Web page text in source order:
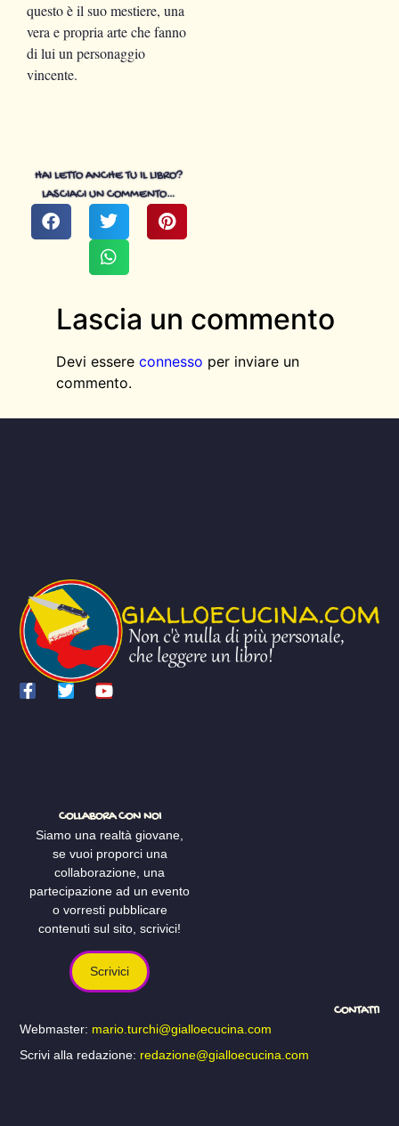
HAI LETTO ANCHE TU IL LIBRO?
LASCIACI UN COMMENTO…
questo è il suo mestiere, una
vera e propria arte che fanno
di lui un personaggio
vincente.
Lascia un commento
Devi essere connesso per inviare un
commento.
COLLABORA CON NOI
Siamo una realtà giovane,
se vuoi proporci una
collaborazione, una
partecipazione ad un evento
o vorresti pubblicare
contenuti sul sito, scrivici!
Scrivici
CONTATTI
Webmaster: mario.turchi@gialloecucina.com
Scrivi alla redazione: redazione@gialloecucina.com